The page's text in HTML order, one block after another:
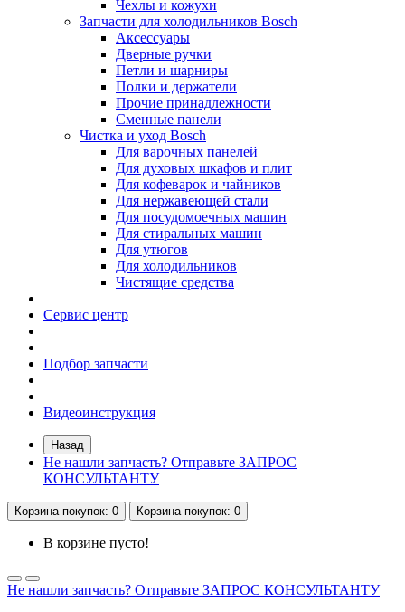
Чехлы и кожухи
Запчасти для холодильников Bosch
Аксессуары
Дверные ручки
Петли и шарниры
Полки и держатели
Прочие принадлежности
Сменные панели
Чистка и уход Bosch
Для варочных панелей
Для духовых шкафов и плит
Для кофеварок и чайников
Для нержавеющей стали
Для посудомоечных машин
Для стиральных машин
Для утюгов
Для холодильников
Чистящие средства
Сервис центр
Подбор запчасти
Видеоинструкция
Назад
Не нашли запчасть? Отправьте ЗАПРОС
КОНСУЛЬТАНТУ
Корзинапокупок: 0 Корзинапокупок: 0
В корзине пусто!
Не нашли запчасть? Отправьте ЗАПРОС КОНСУЛЬТАНТУ